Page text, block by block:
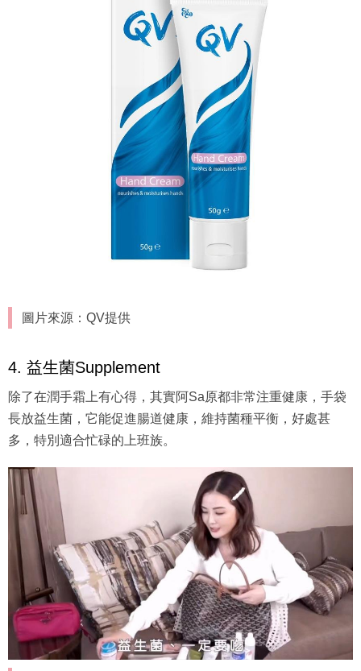
圖片來源：QV提供
4. 益生菌Supplement
除了在潤手霜上有心得，其實阿Sa原都非常注重健康，手袋
長放益生菌，它能促進腸道健康，維持菌種平衡，好處甚
多，特別適合忙碌的上班族。